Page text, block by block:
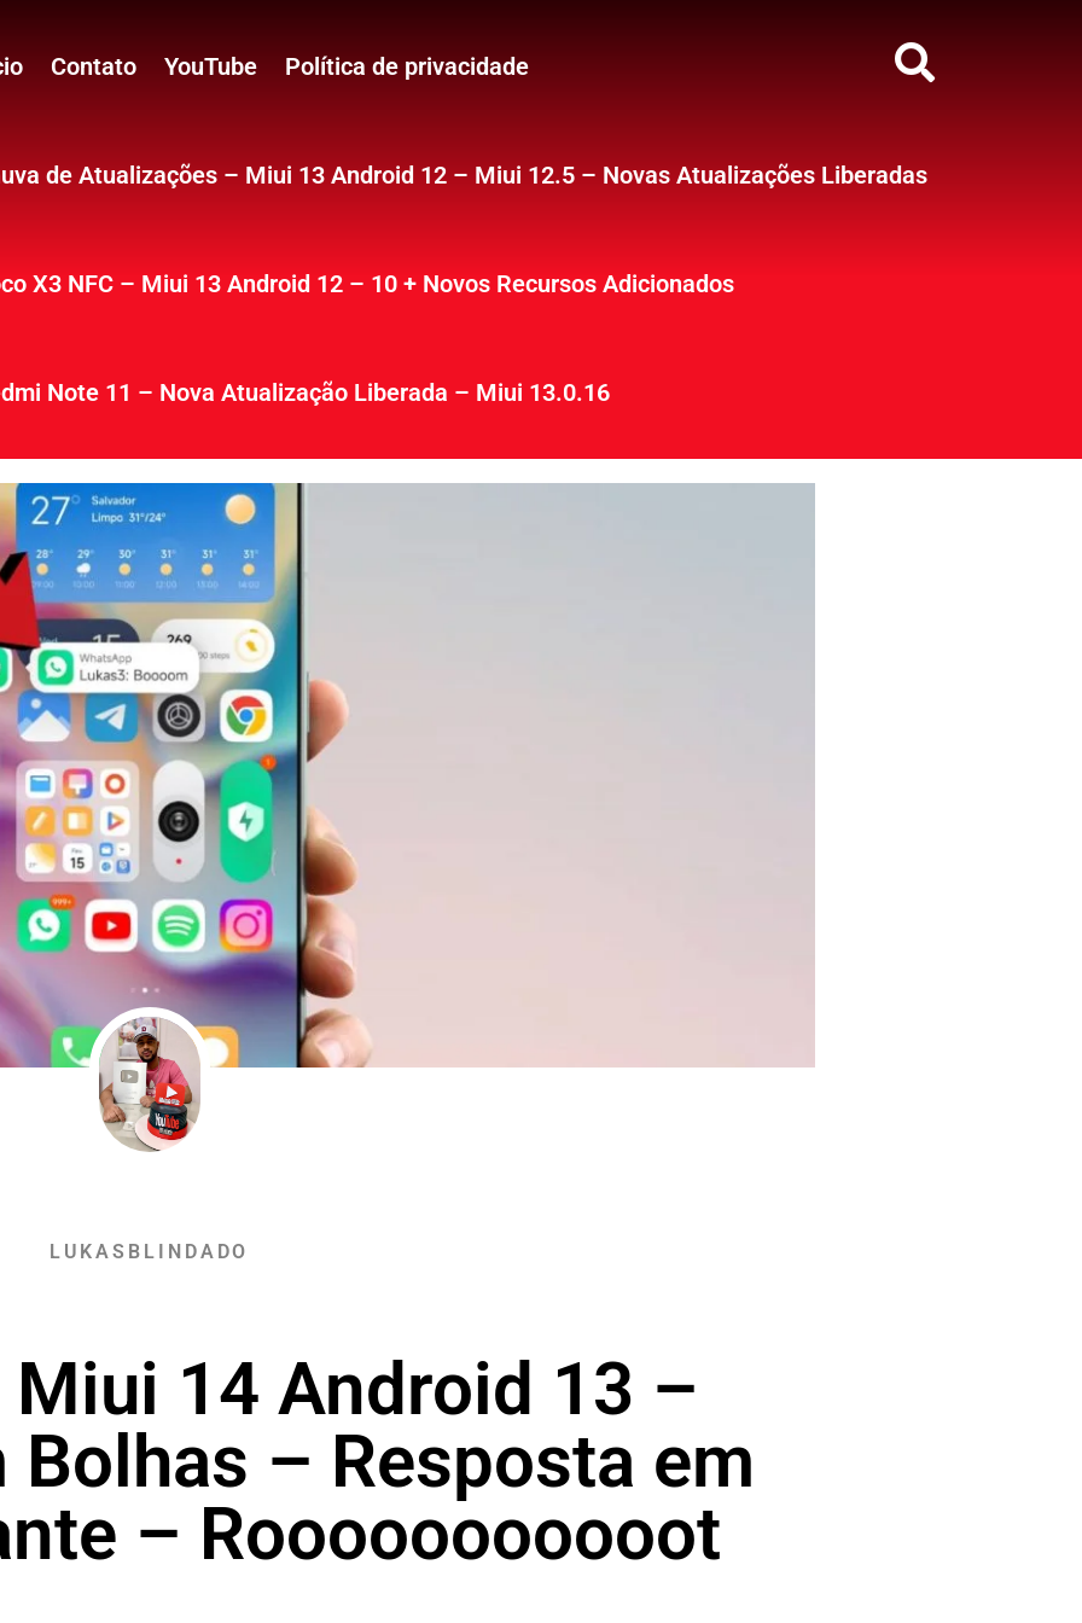
Contato YouTube Política de privacidade
de Atualizações – Miui 13 Android 12 – Miui 12.5 – Novas Atualizações Liberadas
X3 NFC – Miui 13 Android 12 – 10 + Novos Recursos Adicionados
Note 11 – Nova Atualização Liberada – Miui 13.0.16
LUKASBLINDADO
14 Android 13 –
– Resposta em
– Rooooooooooot